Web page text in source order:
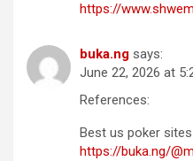
https://
buka.ng says:
June 22, 2026 at
References:
Best us poker sites
https://buka.ng/